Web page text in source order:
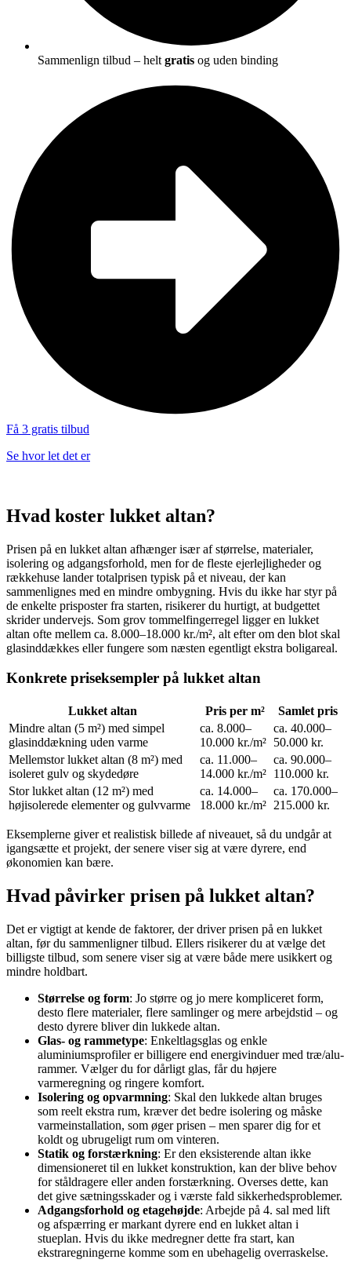
Sammenlign tilbud – helt gratis og uden binding
Få 3 gratis tilbud
Se hvor let det er
Hvad koster lukket altan?
Prisen på en lukket altan afhænger især af størrelse, materialer,
isolering og adgangsforhold, men for de fleste ejerlejligheder og
rækkehuse lander totalprisen typisk på et niveau, der kan
sammenlignes med en mindre ombygning. Hvis du ikke har styr på
de enkelte prisposter fra starten, risikerer du hurtigt, at budgettet
skrider undervejs. Som grov tommelfingerregel ligger en lukket
altan ofte mellem ca. 8.000–18.000 kr./m², alt efter om den blot skal
glasinddækkes eller fungere som næsten egentligt ekstra boligareal.
Konkrete priseksempler på lukket altan
Lukket altan Pris per m²
Samlet pris
Mindre altan (5 m²) med simpel
glasinddækning uden varme
ca. 8.000–
10.000 kr./m²
ca. 40.000–
50.000 kr.
Mellemstor lukket altan (8 m²) med
isoleret gulv og skydedøre
ca. 11.000–
14.000 kr./m²
ca. 90.000–
110.000 kr.
Stor lukket altan (12 m²) med
højisolerede elementer og gulvvarme
ca. 14.000–
18.000 kr./m²
ca. 170.000–
215.000 kr.
Eksemplerne giver et realistisk billede af niveauet, så du undgår at
igangsætte et projekt, der senere viser sig at være dyrere, end
økonomien kan bære.
Hvad påvirker prisen på lukket altan?
Det er vigtigt at kende de faktorer, der driver prisen på en lukket
altan, før du sammenligner tilbud. Ellers risikerer du at vælge det
billigste tilbud, som senere viser sig at være både mere usikkert og
mindre holdbart.
Størrelse og form: Jo større og jo mere kompliceret form,
desto flere materialer, flere samlinger og mere arbejdstid – og
desto dyrere bliver din lukkede altan.
Glas- og rammetype: Enkeltlagsglas og enkle
aluminiumsprofiler er billigere end energivinduer med træ/alu-
rammer. Vælger du for dårligt glas, får du højere
varmeregning og ringere komfort.
Isolering og opvarmning: Skal den lukkede altan bruges
som reelt ekstra rum, kræver det bedre isolering og måske
varmeinstallation, som øger prisen – men sparer dig for et
koldt og ubrugeligt rum om vinteren.
Statik og forstærkning: Er den eksisterende altan ikke
dimensioneret til en lukket konstruktion, kan der blive behov
for ståldragere eller anden forstærkning. Overses dette, kan
det give sætningsskader og i værste fald sikkerhedsproblemer.
Adgangsforhold og etagehøjde: Arbejde på 4. sal med lift
og afspærring er markant dyrere end en lukket altan i
stueplan. Hvis du ikke medregner dette fra start, kan
ekstraregningerne komme som en ubehagelig overraskelse.